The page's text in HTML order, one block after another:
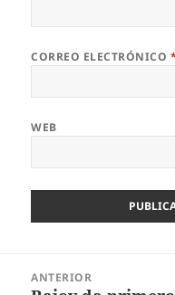
CORREO ELECTRÓNICO *
WEB
ANTERIOR